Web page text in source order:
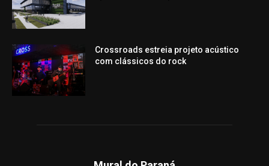
Crossroads estreia projeto acústico
com clássicos do rock